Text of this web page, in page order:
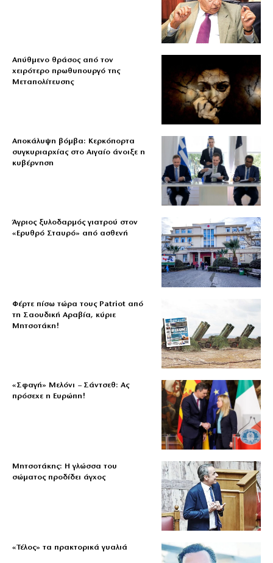
Απύθμενο θράσος από τον
χειρότερο πρωθυπουργό της
Μεταπολίτευσης
Αποκάλυψη βόμβα: Κερκόπορτα
συγκυριαρχίας στο Αιγαίο άνοιξε η
κυβέρνηση
Άγριος ξυλοδαρμός γιατρού στον
«Ερυθρό Σταυρό» από ασθενή
Φέρτε πίσω τώρα τους Patriot από
τη Σαουδική Αραβία, κύριε
Μητσοτάκη!
«Σφαγή» Μελόνι – Σάντσεθ: Ας
πρόσεχε η Ευρώπη!
Μητσοτάκης: Η γλώσσα του
σώματος προδίδει άγχος
«Τέλος» τα πρακτορικά γυαλιά